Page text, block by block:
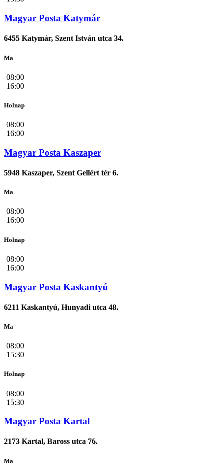
Magyar Posta Katymár
6455 Katymár, Szent István utca 34.
Ma
08:00
16:00
Holnap
08:00
16:00
Magyar Posta Kaszaper
5948 Kaszaper, Szent Gellért tér 6.
Ma
08:00
16:00
Holnap
08:00
16:00
Magyar Posta Kaskantyú
6211 Kaskantyú, Hunyadi utca 48.
Ma
08:00
15:30
Holnap
08:00
15:30
Magyar Posta Kartal
2173 Kartal, Baross utca 76.
Ma